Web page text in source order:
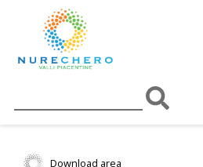
Download area